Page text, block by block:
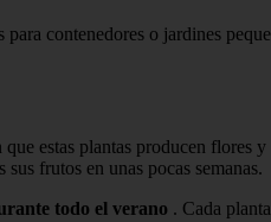
contenedores o jardines
estas plantas producen
frutos en unas pocas semanas.
todo el verano . Cada